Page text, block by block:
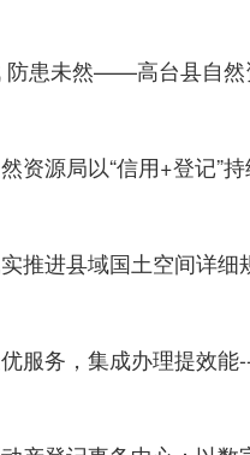
防患未然——高台县自然
资源局以“信用+登记”
推进县域国土空间详
服务，集成办理提效能